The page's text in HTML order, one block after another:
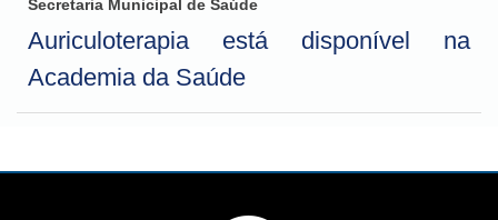
Secretaria Municipal de Saúde
Auriculoterapia está disponível na
Academia da Saúde